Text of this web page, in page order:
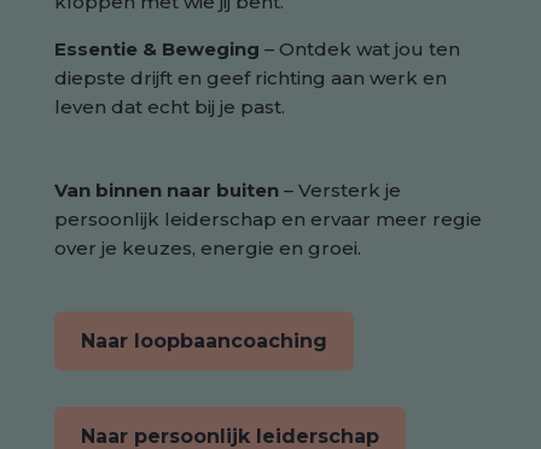
Essentie & Beweging – Ontdek wat jou ten
diepste drijft en geef richting aan werk en
leven dat echt bij je past.
Van binnen naar buiten– Versterk je
persoonlijk leiderschap en ervaar meer regie
over je keuzes, energie en groei.
Naar loopbaancoaching
Naar persoonlijk leiderschap